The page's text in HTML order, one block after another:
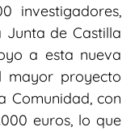
investigadores,
Junta de Castilla
a esta nueva
mayor proyecto
Comunidad, con
euros, lo que